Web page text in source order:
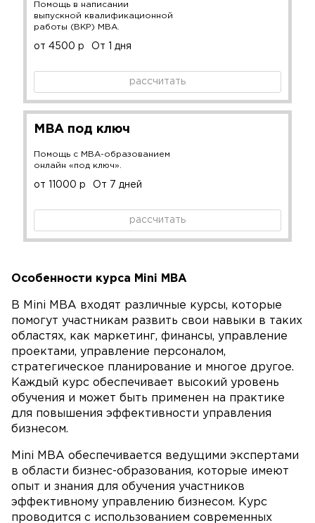
Помощь в написании
выпускной квалификационной
работы (ВКР) MBA.
от 4500 р От 1 дня
рассчитать
MBA под ключ
Помощь с MBA-образованием
онлайн «под ключ».
от 11000 р От 7 дней
рассчитать
Особенности курса Mini MBA
В Mini MBA входят различные курсы, которые
помогут участникам развить свои навыки в таких
областях, как маркетинг, финансы, управление
проектами, управление персоналом,
стратегическое планирование и многое другое.
Каждый курс обеспечивает высокий уровень
обучения и может быть применен на практике
для повышения эффективности управления
бизнесом.
Mini MBA обеспечивается ведущими экспертами
в области бизнес-образования, которые имеют
опыт и знания для обучения участников
эффективному управлению бизнесом. Курс
проводится с использованием современных